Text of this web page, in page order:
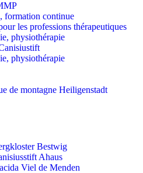
formation continue
les professions thérapeutiques
physiothérapie
physiothérapie
de montagne Heiligenstadt
Bestwig
Ahaus
Viel de Menden